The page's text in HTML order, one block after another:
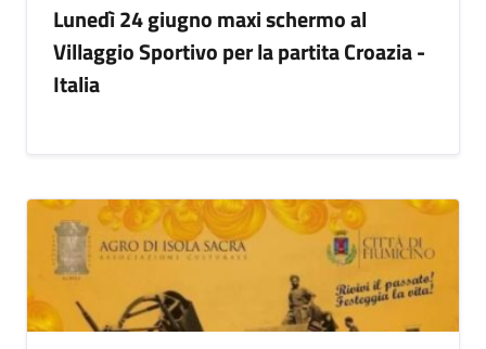
Lunedì 24 giugno maxi schermo al
Villaggio Sportivo per la partita Croazia -
Italia